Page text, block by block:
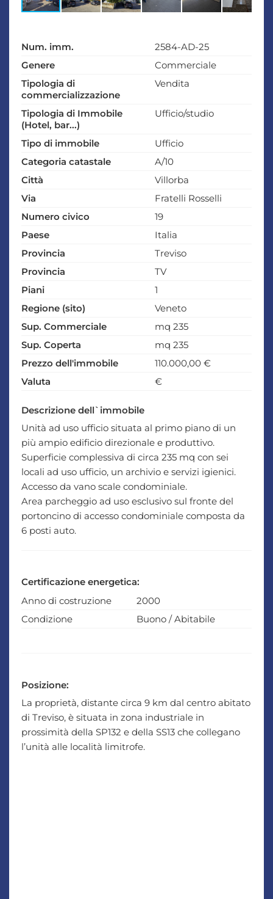
Num. imm.
2584-AD-25
Genere
Commerciale
Tipologia di
commercializzazione
Vendita
Tipologia di Immobile
(Hotel, bar...)
Ufficio/studio
Tipo di immobile
Ufficio
Categoria catastale
A/10
Città
Villorba
Via
Fratelli Rosselli
Numero civico
19
Paese
Italia
Provincia
Treviso
Provincia
TV
Piani
1
Regione (sito)
Veneto
Sup. Commerciale
mq 235
Sup. Coperta
mq 235
Prezzo dell'immobile
110.000,00 €
Valuta
€
Descrizione dell`immobile
Unità ad uso ufficio situata al primo piano di un
più ampio edificio direzionale e produttivo.
Superficie complessiva di circa 235 mq con sei
locali ad uso ufficio, un archivio e servizi igienici.
Accesso da vano scale condominiale.
Area parcheggio ad uso esclusivo sul fronte del
portoncino di accesso condominiale composta da
6 posti auto.
Certificazione energetica:
Anno di costruzione
2000
Condizione
Buono / Abitabile
Posizione:
La proprietà, distante circa 9 km dal centro abitato
di Treviso, è situata in zona industriale in
prossimità della SP132 e della SS13 che collegano
l’unità alle località limitrofe.